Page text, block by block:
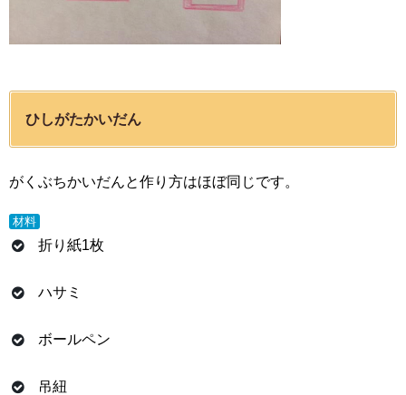
ひしがたかいだん
がくぶちかいだんと作り方はほぼ同じです。
材料
折り紙1枚
ハサミ
ボールペン
吊紐